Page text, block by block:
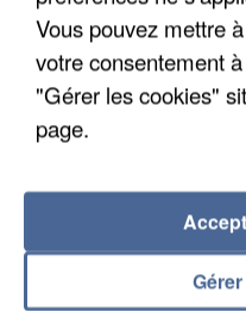
Vous pouvez mettre
votre consentement
"Gérer les cookies"
page.